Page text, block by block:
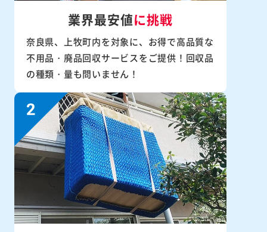
業界最安値に挑戦
奈良県、上牧町内を対象に、お得で高品質な
不用品・廃品回収サービスをご提供！回収品
の種類・量も問いません！